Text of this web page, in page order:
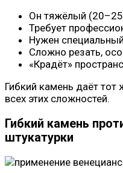
Он тяжёлый
Требует
Нужен
Сложно резать,
«Крадёт»
Гибкий камень даёт
всех этих сложностей.
Гибкий камень
штукатурки